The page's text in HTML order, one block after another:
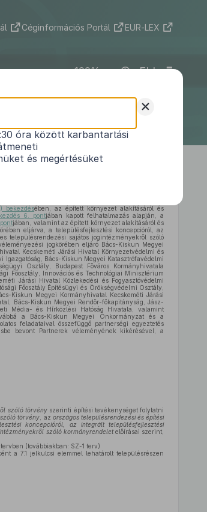
Céginformációs Portál EUR-LEX
ELI
Képviselő-
Szabályzatáról
bekezdésében, az épített környezet alakításáról és
6. pontjában kapott felhatalmazás alapján, a
jában, valamint az épített környezet alakításáról és
eljárva, a településfejlesztési koncepcióról, az
településrendezési sajátos jogintézményekről szóló
jogkörében eljáró Bács-Kiskun Megyei
Kecskeméti Járási Hivatal Környezetvédelmi és
Igazgatóság, Bács-Kiskun Megyei Katasztrófavédelmi
Osztály, Budapest Főváros Kormányhivatala
Főosztály, Innovációs és Technológiai Minisztérium
Járási Hivatal Közlekedési és Fogyasztóvédelmi
Főosztály Építésügyi és Örökségvédelmi Osztály,
Kiskun Megyei Kormányhivatal Kecskeméti Járási
Bács-Kiskun Megyei Rendőr-főkapitányság, Jász-
Média- és Hírközlési Hatóság Hivatala, valamint
a Bács-Kiskun Megyei Önkormányzat és a
feladataival összefüggő partnerségi egyeztetés
bevont Partnerek véleményének kikérésével, a
szóló törvény szerinti építési tevékenységet folytatni
törvény , az országos településrendezési és építési
koncepcióról, az integrált településfejlesztési
szóló kormányrendeletelőírásai szerint,
(továbbiakban: SZ-1 terv)
a 7.1 jelkulcsi elemmel lehatárolt településrészen
+
óra között karbantartási
és megértésüket